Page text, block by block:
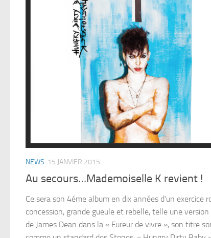
NEWS 15 JANVIER 2015
Au secours…Mademoiselle K revient !
Ce sera son 4éme album en dix années d’un exercice
concession, grande gueule et rebelle, telle une
de James Dean dans la « Fureur de vivre », son titre